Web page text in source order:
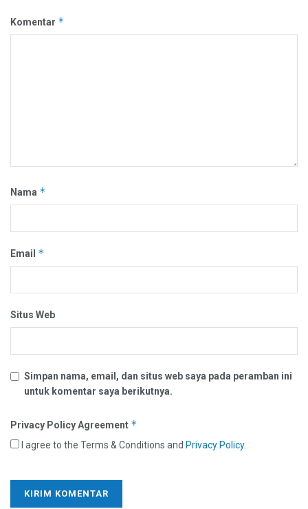
Komentar *
Nama *
Email *
Situs Web
Simpan nama, email, dan situs web saya pada peramban ini
untuk komentar saya berikutnya.
Privacy Policy Agreement *
I agree to the Terms & Conditions and Privacy Policy.